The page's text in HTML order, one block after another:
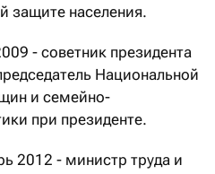
защите населения.
- советник президента
Национальной
и семейно-
при президенте.
2012 - министр труда и